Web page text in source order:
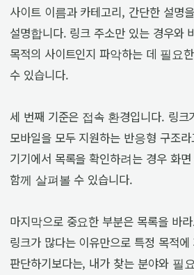
사이트 이름과 카테고리, 간단한 설명
설명합니다. 링크 주소만 있는 경우와
목적의 사이트인지 파악하는 데 필요
수 있습니다.
세 번째 기준은 접속 환경입니다. 링크
모바일을 모두 지원하는 반응형 구조
기기에서 목록을 확인하려는 경우 화
함께 살펴볼 수 있습니다.
마지막으로 중요한 부분은 목록을 바
링크가 많다는 이유만으로 특정 목적
판단하기보다는, 내가 찾는 분야와 필